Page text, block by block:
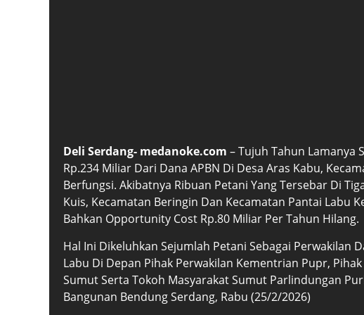
Deli Serdang- medanoke.com – Tujuh Tahun Lamanya
Rp.234 Miliar Dari Dana APBN Di Desa Aras Kabu,
Berfungsi. Akibatnya Ribuan Petani Yang Tersebar Di
Kuis, Kecamatan Beringin Dan Kecamatan Pantai Labu
Bahkan Opportunity Cost Rp.80 Miliar Per Tahun Hilang.
Hal Ini Dikeluhkan Sejumlah Petani Sebagai Perwakilan
Labu Di Depan Pihak Perwakilan Kementrian Pupr,
Sumut Serta Tokoh Masyarakat Sumut Parlindungan
Bangunan Bendung Serdang, Rabu (25/2/2026)